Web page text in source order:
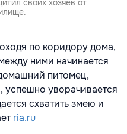
своих хозяев от
по коридору дома,
ними начинается
питомец,
успешно уворачивается
схватить змею и
ria.ru